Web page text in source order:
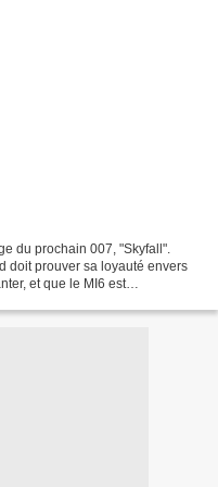
du prochain 007, "Skyfall".
doit prouver sa loyauté envers
et que le MI6 est